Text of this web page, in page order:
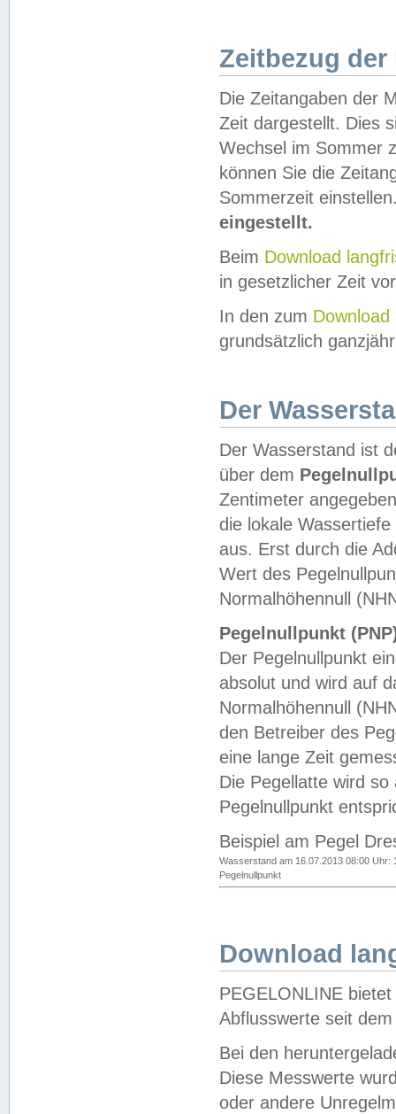
Zeitbezug der
Die Zeitangaben der
Zeit dargestellt. Dies
Wechsel im Sommer
können Sie die
Sommerzeit
eingestellt.
Beim Download
in gesetzlicher Zeit
In den zum Download
grundsätzlich
Der
Der Wasserstand ist
über dem
Zentimeter
die lokale
aus. Erst durch die
Wert des
Normalhöhennull
Pegelnullpunkt
Der Pegelnullpunkt
absolut und wird auf
Normalhöhennull
den Betreiber des
eine lange Zeit
Die Pegellatte wird
Pegelnullpunkt
Beispiel am Pegel
Wasserstand am 16.07.2013 08:00 Uhr:
Pegelnullpunkt
Download
PEGELONLINE
Abflusswerte seit
Bei den
Diese Messwerte
oder andere